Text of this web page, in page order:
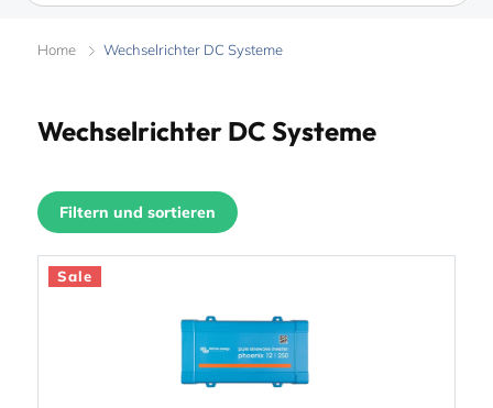
Home Wechselrichter DC Systeme
K
t
e
g
o
Wechselrichter DC Systeme
Filtern und sortieren
Sale